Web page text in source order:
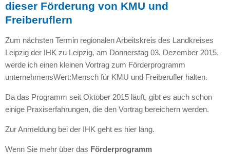
dieser Förderung von KMU und
Freiberuflern
Zum nächsten Termin regionalen Arbeitskreis des Landkreises
Leipzig der IHK zu Leipzig, am Donnerstag 03. Dezember 2015,
werde ich einen kleinen Vortrag zum Förderprogramm
unternehmensWert:Mensch für KMU und Freiberufler halten.
Da das Programm seit Oktober 2015 läuft, gibt es auch schon
einige Praxiserfahrungen, die den Vortrag bereichern werden.
Zur Anmeldung bei der IHK geht es hier lang.
Wenn Sie mehr über das Förderprogramm